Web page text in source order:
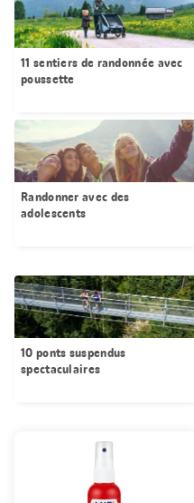
11 sentiers de randonnée avec
poussette
Randonner avec des
adolescents
10 ponts suspendus
spectaculaires